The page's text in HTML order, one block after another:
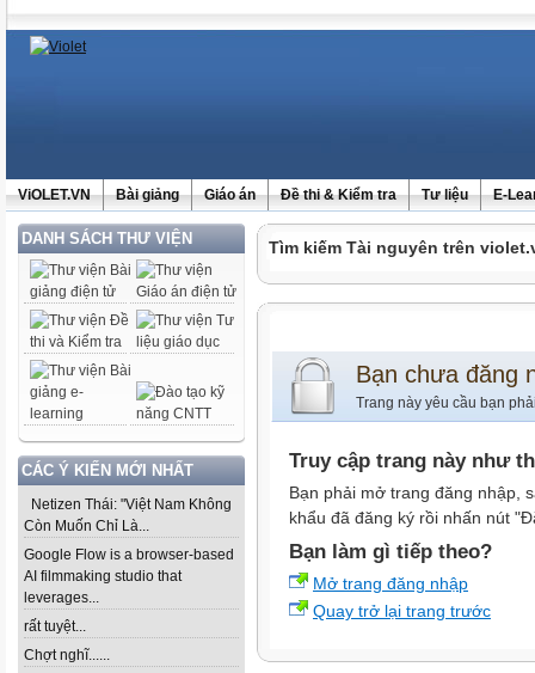
ViOLET.VN Bài giảng Giáo án Đề thi & Kiểm tra Tư liệu E-
DANH SÁCH THƯ VIỆN
CÁC Ý KIẾN MỚI NHẤT
Netizen Thái: "Việt Nam Không
Còn Muốn Chỉ Là...
Google Flow is a browser-based
AI filmmaking studio that
leverages...
rất tuyệt...
Chợt nghĩ......
Tìm kiếm Tài nguyên trên
Bạn chưa đăng
Trang này yêu cầu bạn
Truy cập trang này như
Bạn phải mở trang đăng nhập,
khẩu đã đăng ký rồi nhấn nút
Bạn làm gì tiếp theo?
Mở trang đăng nhập
Quay trở lại trang trước